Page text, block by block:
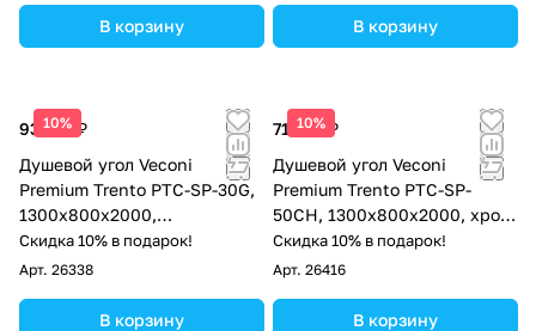
В корзину В корзину
10%
93 378 ₽
Душевой угол Veconi
Premium Trento PTC-SP-30G,
1300х800x2000,
брашированное золото,
стекло прозрачное
Скидка 10% в подарок!
Арт. 26338
В корзину
10%
71 336 ₽
Душевой угол Veconi
Premium Trento PTC-SP-
50CH, 1300х800x2000, хром,
стекло прозрачное
Скидка 10% в подарок!
Арт. 26416
В корзину